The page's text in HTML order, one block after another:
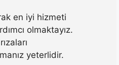
en iyi hizmeti
olmaktayız.
yeterlidir.